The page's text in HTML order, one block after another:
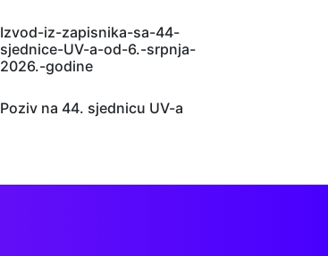
Izvod-iz-zapisnika-sa-44-
sjednice-UV-a-od-6.-srpnja-
2026.-godine
Poziv na 44. sjednicu UV-a